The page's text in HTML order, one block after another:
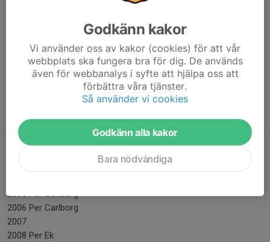
1993 Mats Carlsson
1995 Tommy Johansson
1996 Janis Ozolins
1997 Tommy Johansson
1998 Mats Edengren
2000 Kajsa Gustavsson
2001
2005 Per Carlborg
2006 Per Carlborg
2007
2008 Per Ek
Godkänn kakor
Vi använder oss av kakor (cookies) för att vår
webbplats ska fungera bra för dig. De används
även för webbanalys i syfte att hjälpa oss att
förbättra våra tjänster.
Så använder vi cookies
Godkänn alla kakor
Bara nödvändiga